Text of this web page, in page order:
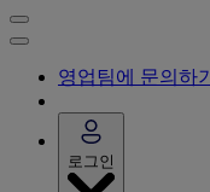
영업팀에 문의하기
로그인